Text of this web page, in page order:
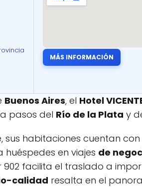
MÁS INFORMACIÓN
Buenos Aires, el Hotel
pasos del Río de la Plata y
habitaciones cuentan con
en viajes de
902 facilita el traslado a
calidad resalta en el